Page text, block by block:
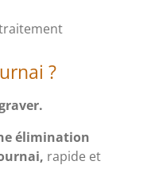
?
élimination
rapide et